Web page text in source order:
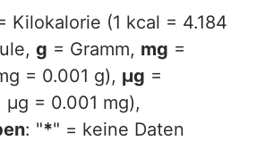
Kilokalorie (1 kcal = 4.184
g = Gramm, mg =
= 0.001 g), µg =
µg = 0.001 mg),
: "*" = keine Daten